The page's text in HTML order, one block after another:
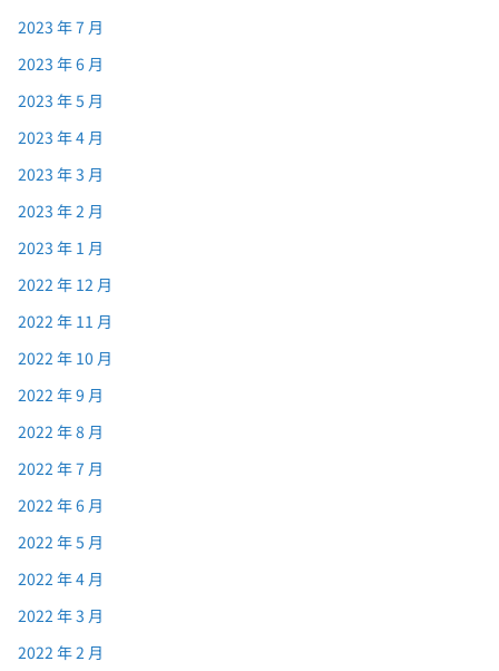
2023 年 7 月
2023 年 6 月
2023 年 5 月
2023 年 4 月
2023 年 3 月
2023 年 2 月
2023 年 1 月
2022 年 12 月
2022 年 11 月
2022 年 10 月
2022 年 9 月
2022 年 8 月
2022 年 7 月
2022 年 6 月
2022 年 5 月
2022 年 4 月
2022 年 3 月
2022 年 2 月